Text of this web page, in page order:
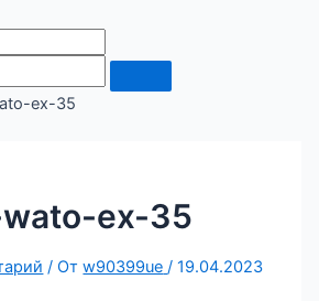
ex-35
ex-35
/ От w90399ue /19.04.2023